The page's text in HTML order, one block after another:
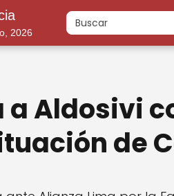
2026
a Aldosivi
de